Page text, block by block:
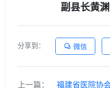
副县长黄
分享到： 微信
上一篇：
福建省医院协